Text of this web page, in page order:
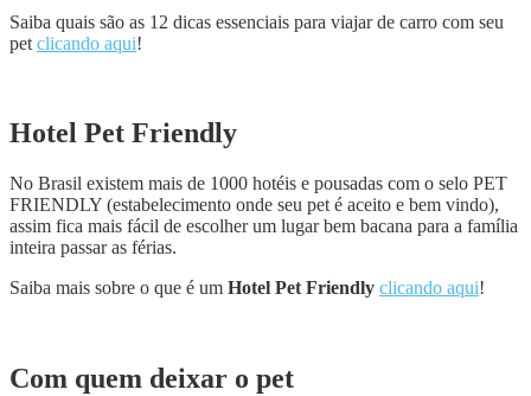
Saiba quais são as 12 dicas essenciais para viajar de carro com seu
pet clicando aqui!
Hotel Pet Friendly
No Brasil existem mais de 1000 hotéis e pousadas com o selo PET
FRIENDLY (estabelecimento onde seu pet é aceito e bem vindo),
assim fica mais fácil de escolher um lugar bem bacana para a família
inteira passar as férias.
Saiba mais sobre o que é um Hotel Pet Friendly clicando aqui!
Com quem deixar o pet